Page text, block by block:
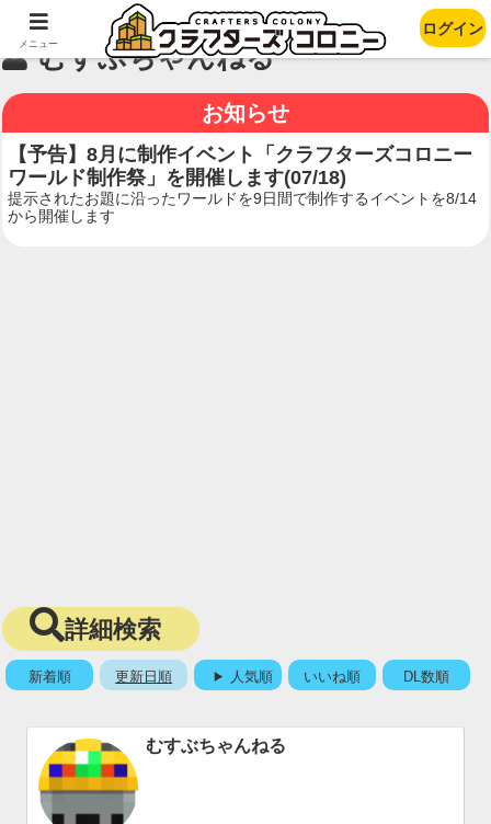
むすぶちゃんねる
お知らせ
【予告】8月に制作イベント「クラフターズコロニー
ワールド制作祭」を開催します(07/18)
提示されたお題に沿ったワールドを9日間で制作するイベントを8/14
から開催します
詳細検索
新着順 更新日順 人気順 いいね順 DL数順
むすぶちゃんねる
メニュー
ログイン